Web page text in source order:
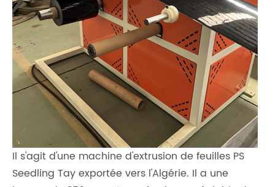
Il s'agit d'une machine d'extrusion de feuilles PS
Seedling Tay exportée vers l'Algérie. Il a une